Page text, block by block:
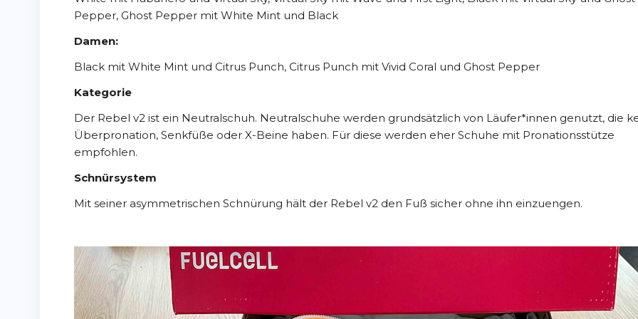
Pepper, Ghost Pepper mit White Mint und Black
Damen:
Black mit White Mint und Citrus Punch, Citrus Punch mit Vivid Coral und Ghost Pepper
Kategorie
Der Rebel v2 ist ein Neutralschuh. Neutralschuhe werden grundsätzlich von Läufer*innen genutzt, die
Überpronation, Senkfüße oder X-Beine haben. Für diese werden eher Schuhe mit Pronationsstütze
empfohlen.
Schnürsystem
Mit seiner asymmetrischen Schnürung hält der Rebel v2 den Fuß sicher ohne ihn einzuengen.